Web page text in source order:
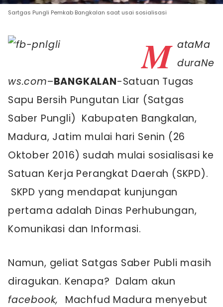
Sartgas Pungli Pemkab Bangkalan saat usai sosialisasi
M ataMa
duraNe
ws.com–BANGKALAN-Satuan Tugas
Sapu Bersih Pungutan Liar (Satgas
Saber Pungli) Kabupaten Bangkalan,
Madura, Jatim mulai hari Senin (26
Oktober 2016) sudah mulai sosialisasi ke
Satuan Kerja Perangkat Daerah (SKPD).
SKPD yang mendapat kunjungan
pertama adalah Dinas Perhubungan,
Komunikasi dan Informasi.
Namun, geliat Satgas Saber Publi masih
diragukan. Kenapa? Dalam akun
facebook, Machfud Madura menyebut